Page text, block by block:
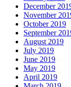
December
November
October 2019
September
August 2019
July 2019
June 2019
May 2019
April 2019